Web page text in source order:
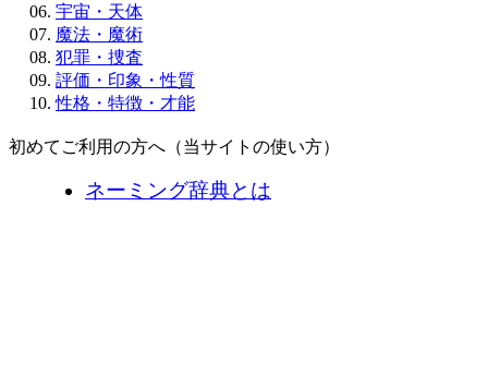
宇宙・天体
魔法・魔術
犯罪・捜査
評価・印象・性質
性格・特徴・才能
初めてご利用の方へ（当サイトの使い方）
ネーミング辞典とは